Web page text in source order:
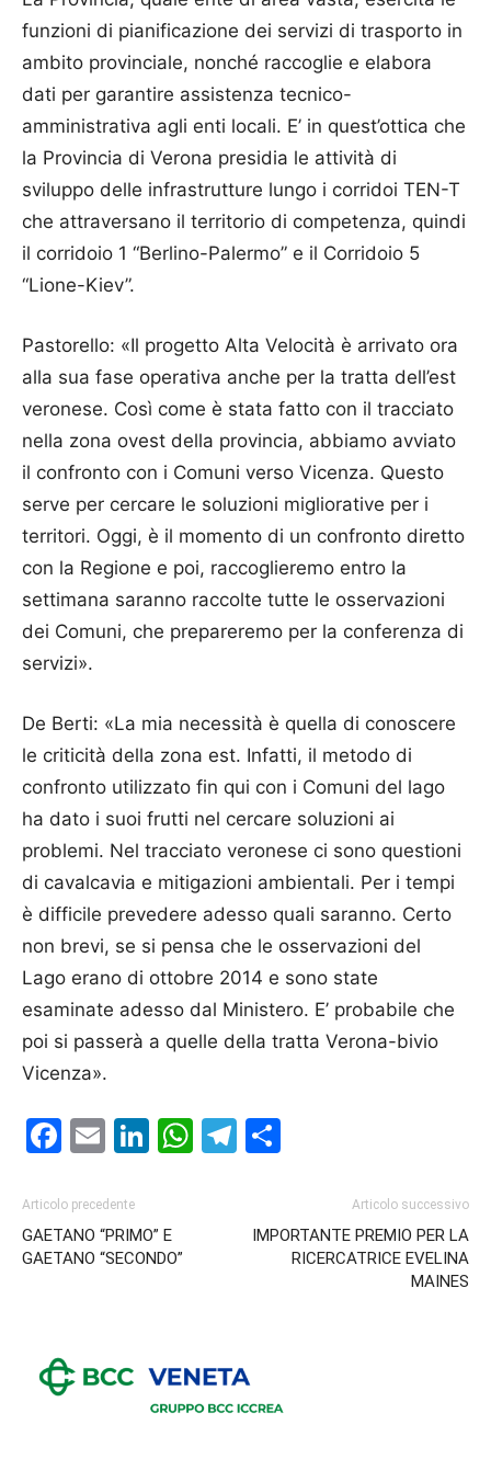
funzioni di pianificazione dei servizi di trasporto in
ambito provinciale, nonché raccoglie e elabora
dati per garantire assistenza tecnico-
amministrativa agli enti locali. E’ in quest’ottica che
la Provincia di Verona presidia le attività di
sviluppo delle infrastrutture lungo i corridoi TEN-T
che attraversano il territorio di competenza, quindi
il corridoio 1 “Berlino-Palermo” e il Corridoio 5
“Lione-Kiev”.
Pastorello: «Il progetto Alta Velocità è arrivato ora
alla sua fase operativa anche per la tratta dell’est
veronese. Così come è stata fatto con il tracciato
nella zona ovest della provincia, abbiamo avviato
il confronto con i Comuni verso Vicenza. Questo
serve per cercare le soluzioni migliorative per i
territori. Oggi, è il momento di un confronto diretto
con la Regione e poi, raccoglieremo entro la
settimana saranno raccolte tutte le osservazioni
dei Comuni, che prepareremo per la conferenza di
servizi».
De Berti: «La mia necessità è quella di conoscere
le criticità della zona est. Infatti, il metodo di
confronto utilizzato fin qui con i Comuni del lago
ha dato i suoi frutti nel cercare soluzioni ai
problemi. Nel tracciato veronese ci sono questioni
di cavalcavia e mitigazioni ambientali. Per i tempi
è difficile prevedere adesso quali saranno. Certo
non brevi, se si pensa che le osservazioni del
Lago erano di ottobre 2014 e sono state
esaminate adesso dal Ministero. E’ probabile che
poi si passerà a quelle della tratta Verona-bivio
Vicenza».
Facebook
EmailLinkedIn
WhatsApp
Telegram
Articolo precedente
GAETANO “PRIMO” E
GAETANO “SECONDO”
Articolo successivo
IMPORTANTE PREMIO PER LA
RICERCATRICE EVELINA
MAINES